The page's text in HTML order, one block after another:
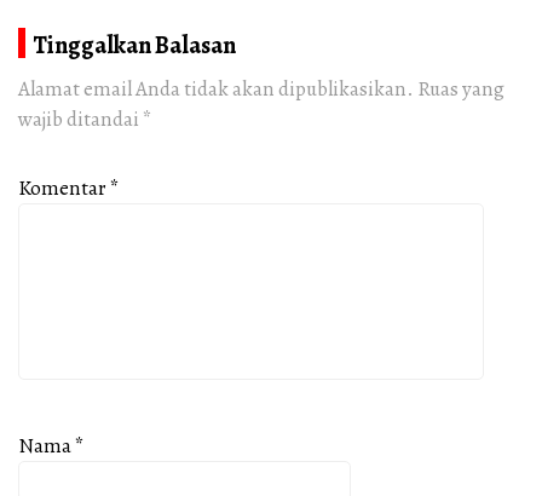
Tinggalkan Balasan
Alamat email Anda tidak akan dipublikasikan. Ruas yang
wajib ditandai *
Komentar*
Nama*